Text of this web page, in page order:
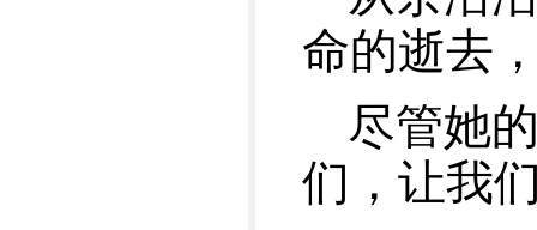
命的逝去
尽管她
们，让我